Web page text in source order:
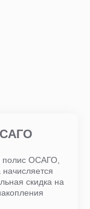
полис ОСАГО,
скидка на